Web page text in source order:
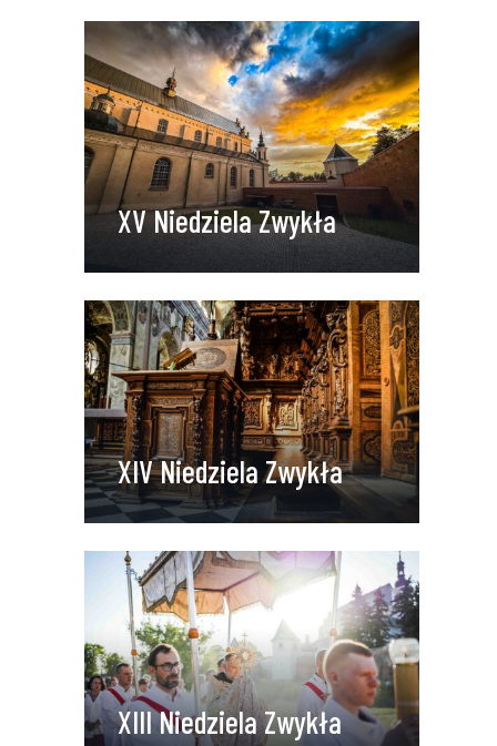
XV Niedziela Zwykła
XIV Niedziela Zwykła
XIII Niedziela Zwykła